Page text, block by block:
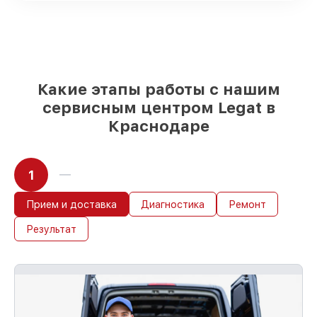
Какие этапы работы с нашим
сервисным центром Legat в
Краснодаре
1
Прием и доставка Диагностика Ремонт
Результат